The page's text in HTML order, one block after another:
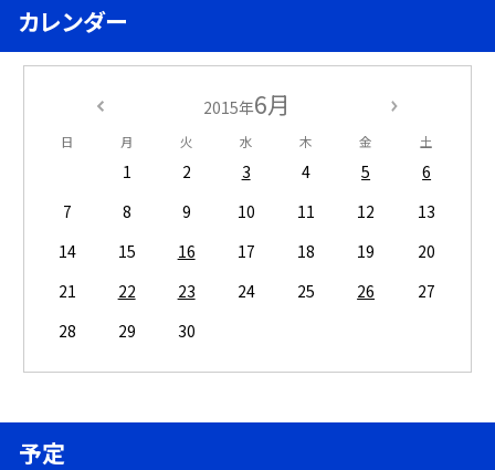
カレンダー
2015年6月
日 月 火 水 木 金 土
1 2 3 4 5
6
7
8 9 10 11 12
13
14
15 16 17 18 19
20
21
22 23 24 25 26
27
28
29 30
予定